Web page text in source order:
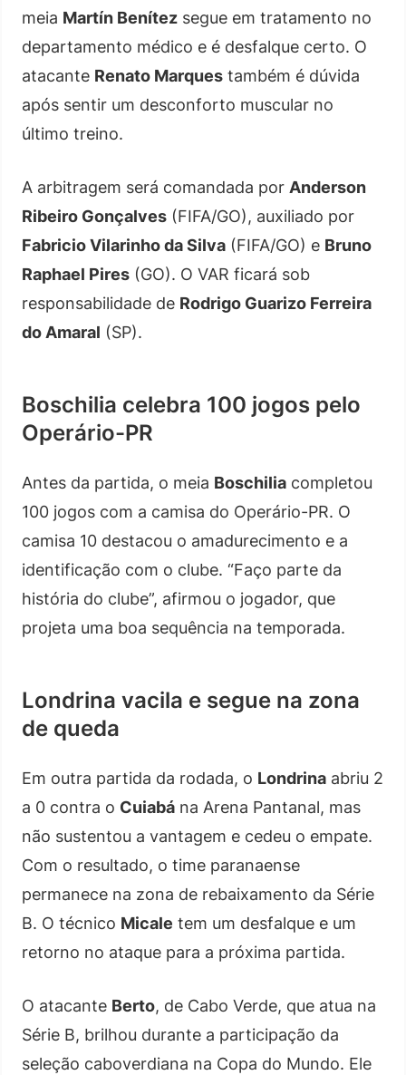
meia Martín Benítez segue em tratamento no
departamento médico e é desfalque certo. O
atacante Renato Marques também é dúvida
após sentir um desconforto muscular no
último treino.
A arbitragem será comandada por Anderson
Ribeiro Gonçalves (FIFA/GO), auxiliado por
Fabricio Vilarinho da Silva (FIFA/GO) e Bruno
Raphael Pires (GO). O VAR ficará sob
responsabilidade de Rodrigo Guarizo Ferreira
do Amaral (SP).
Boschilia celebra 100 jogos pelo
Operário-PR
Antes da partida, o meia Boschilia completou
100 jogos com a camisa do Operário-PR. O
camisa 10 destacou o amadurecimento e a
identificação com o clube. “Faço parte da
história do clube”, afirmou o jogador, que
projeta uma boa sequência na temporada.
Londrina vacila e segue na zona
de queda
Em outra partida da rodada, o Londrina abriu 2
a 0 contra o Cuiabá na Arena Pantanal, mas
não sustentou a vantagem e cedeu o empate.
Com o resultado, o time paranaense
permanece na zona de rebaixamento da Série
B. O técnico Micale tem um desfalque e um
retorno no ataque para a próxima partida.
O atacante Berto, de Cabo Verde, que atua na
Série B, brilhou durante a participação da
seleção caboverdiana na Copa do Mundo. Ele